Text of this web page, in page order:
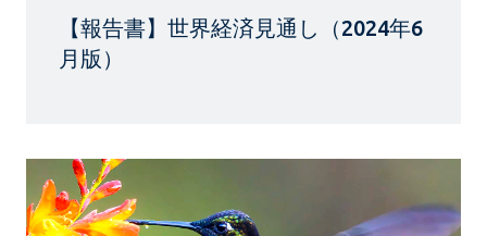
【報告書】世界経済見通し（2024年6
月版）